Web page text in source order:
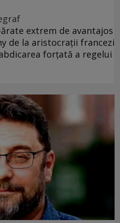
extrem de avantajos
de la aristocrații francezi
forțată a regelui